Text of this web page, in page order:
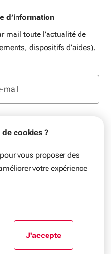
cookies ?
vous proposer des
votre expérience
cookies
J'accepte
l'utilisation de
d’information
mail toute l’actualité de
dispositifs d’aides).
Aller au début du contenu